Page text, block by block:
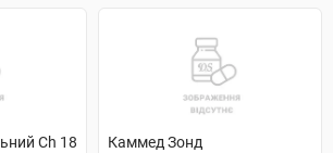
Ch 18
Каммед Зонд